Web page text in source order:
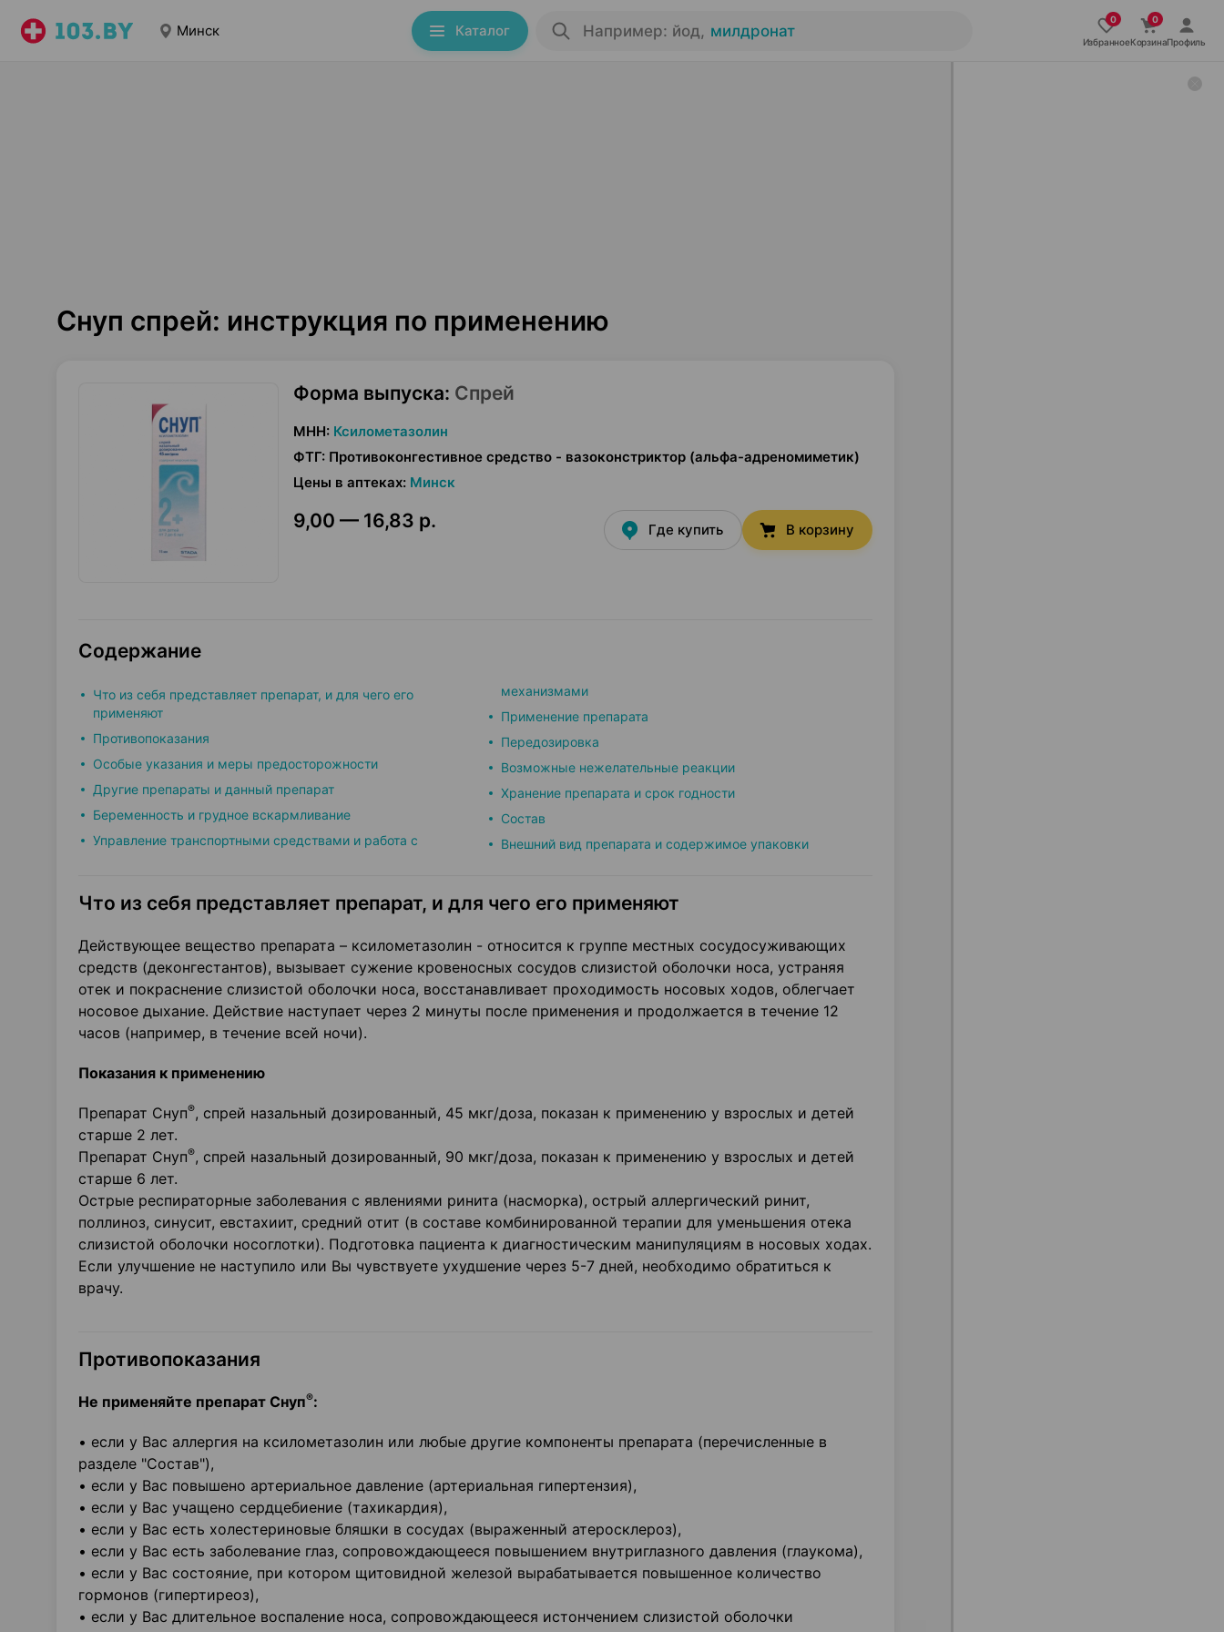
Минск Каталог Например: йод, милдронат
ИзбранноеКорзинаПрофиль
Снуп спрей: инструкция по применению
Форма выпуска: Спрей
МНН: Ксилометазолин
ФТГ: Противоконгестивное средство - вазоконстриктор (альфа-адреномиметик)
Цены в аптеках: Минск
9,00 — 16,83 р. Где купить В корзину
Содержание
Что из себя представляет препарат, и для чего его
применяют
Противопоказания
Особые указания и меры предосторожности
Другие препараты и данный препарат
Беременность и грудное вскармливание
Управление транспортными средствами и работа с
механизмами
Применение препарата
Передозировка
Возможные нежелательные реакции
Хранение препарата и срок годности
Состав
Внешний вид препарата и содержимое упаковки
Что из себя представляет препарат, и для чего его применяют
Действующее вещество препарата – ксилометазолин - относится к группе местных сосудосуживающих
средств (деконгестантов), вызывает сужение кровеносных сосудов слизистой оболочки носа, устраняя
отек и покраснение слизистой оболочки носа, восстанавливает проходимость носовых ходов, облегчает
носовое дыхание. Действие наступает через 2 минуты после применения и продолжается в течение 12
часов (например, в течение всей ночи).
Показания к применению
Препарат Снуп®, спрей назальный дозированный, 45 мкг/доза, показан к применению у взрослых и детей
старше 2 лет.
Препарат Снуп®, спрей назальный дозированный, 90 мкг/доза, показан к применению у взрослых и детей
старше 6 лет.
Острые респираторные заболевания с явлениями ринита (насморка), острый аллергический ринит,
поллиноз, синусит, евстахиит, средний отит (в составе комбинированной терапии для уменьшения отека
слизистой оболочки носоглотки). Подготовка пациента к диагностическим манипуляциям в носовых ходах.
Если улучшение не наступило или Вы чувствуете ухудшение через 5-7 дней, необходимо обратиться к
врачу.
Противопоказания
Не применяйте препарат Снуп®:
• если у Вас аллергия на ксилометазолин или любые другие компоненты препарата (перечисленные в
разделе "Состав"),
• если у Вас повышено артериальное давление (артериальная гипертензия),
• если у Вас учащено сердцебиение (тахикардия),
• если у Вас есть холестериновые бляшки в сосудах (выраженный атеросклероз),
• если у Вас есть заболевание глаз, сопровождающееся повышением внутриглазного давления (глаукома),
• если у Вас состояние, при котором щитовидной железой вырабатывается повышенное количество
гормонов (гипертиреоз),
• если у Вас длительное воспаление носа, сопровождающееся истончением слизистой оболочки